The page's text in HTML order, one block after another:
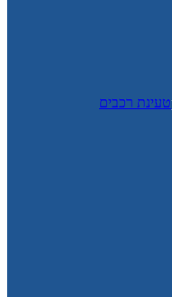
טעינת רכבים